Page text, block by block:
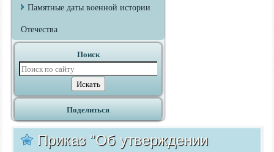
Памятные даты военной истории
Отечества
Поиск
Поделиться
Приказ "Об утверждении